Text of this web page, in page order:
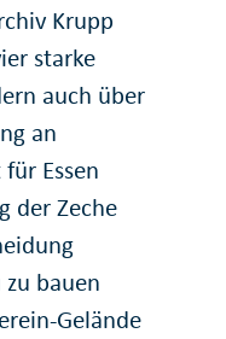
Krupp
starke
auch über
an
Essen
der Zeche
bauen
Gelände